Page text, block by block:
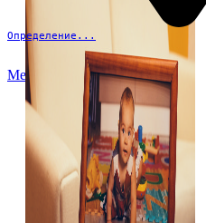
Определение...
Меню